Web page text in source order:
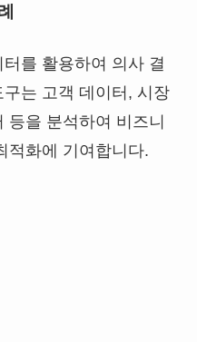
를 활용하여 의사 결
는 고객 데이터, 시장
을 분석하여 비즈니
적화에 기여합니다.